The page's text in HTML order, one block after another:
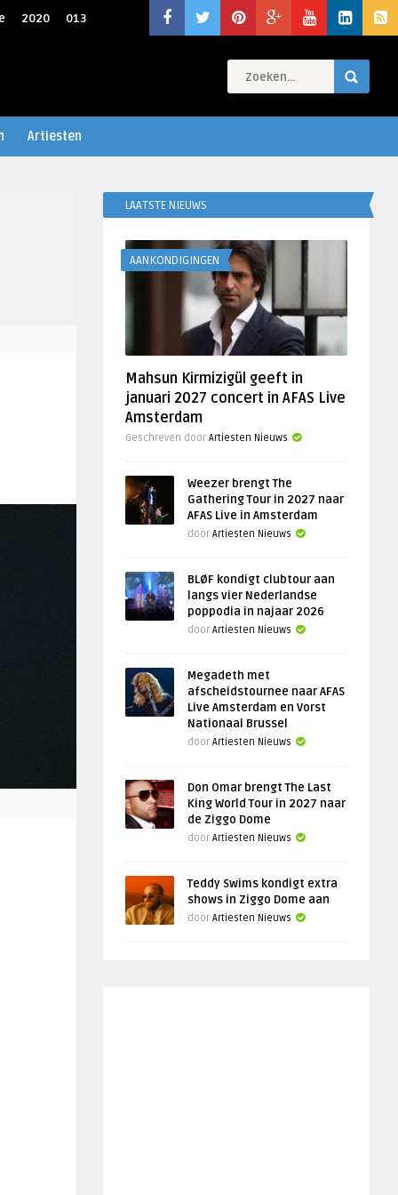
2020 013
Artiesten
LAATSTE NIEUWS
AANKONDIGINGEN
Mahsun Kirmizigül geeft in
januari 2027 concert in AFAS Live
Amsterdam
Geschreven door Artiesten Nieuws
Weezer brengt The
Gathering Tour in 2027 naar
AFAS Live in Amsterdam
door Artiesten Nieuws
BLØF kondigt clubtour aan
langs vier Nederlandse
poppodia in najaar 2026
door Artiesten Nieuws
Megadeth met
afscheidstournee naar AFAS
Live Amsterdam en Vorst
Nationaal Brussel
door Artiesten Nieuws
Don Omar brengt The Last
King World Tour in 2027 naar
de Ziggo Dome
door Artiesten Nieuws
Teddy Swims kondigt extra
shows in Ziggo Dome aan
door Artiesten Nieuws